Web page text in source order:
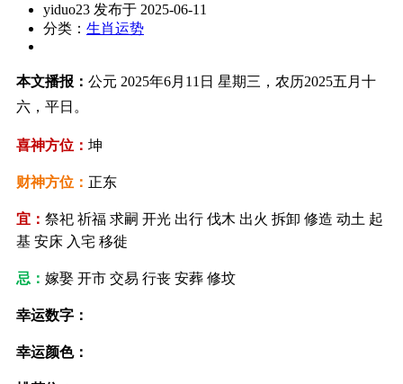
yiduo23 发布于 2025-06-11
分类： 生肖运势
本文播报： 公元 2025年6月11日 星期三，农历2025五月十
六，平日。
喜神方位： 坤
财神方位： 正东
宜： 祭祀 祈福 求嗣 开光 出行 伐木 出火 拆卸 修造 动土 起
基 安床 入宅 移徙
忌： 嫁娶 开市 交易 行丧 安葬 修坟
幸运数字：
幸运颜色：